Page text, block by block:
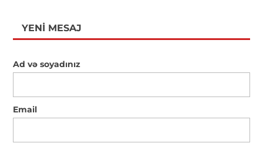
YENI MESAJ
Ad və soyadınız
Email